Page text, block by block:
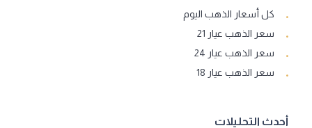
كل أسعار الذهب اليوم
سعر الذهب عيار 21
سعر الذهب عيار 24
سعر الذهب عيار 18
أحدث التحليلات